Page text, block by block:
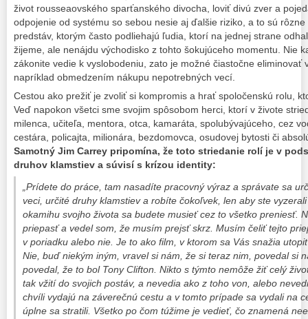
život rousseaovského sparťanského divocha, loviť divú zver a
odpojenie od systému so sebou nesie aj ďalšie riziko, a to sú
predstáv, ktorým často podliehajú ľudia, ktorí na jednej strane
žijeme, ale nenájdu východisko z tohto šokujúceho momentu. Nie
zákonite vedie k vyslobodeniu, zato je možné čiastočne eliminovať
napríklad obmedzením nákupu nepotrebných vecí.
Cestou ako prežiť je zvoliť si kompromis a hrať spoločenskú rolu,
Veď napokon všetci sme svojim spôsobom herci, ktorí v živote
milenca, učiteľa, mentora, otca, kamaráta, spolubývajúceho, cez
cestára, policajta, milionára, bezdomovca, osudovej bytosti či
Samotný Jim Carrey pripomína, že toto striedanie rolí je v
druhov klamstiev a súvisí s krízou identity:
„Prídete do práce, tam nasadíte pracovný výraz a správate sa
veci, určité druhy klamstiev a robíte čokoľvek, len aby ste
okamihu svojho života sa budete musieť cez to všetko preniesť.
priepasť a vedel som, že musím prejsť skrz. Musím čeliť tejto
v poriadku alebo nie. Je to ako film, v ktorom sa Vás snažia
Nie, buď niekým iným, vravel si nám, že si teraz nim, povedal si
povedal, že to bol Tony Clifton. Nikto s týmto nemôže žiť celý
tak vžití do svojich postáv, a nevedia ako z toho von, alebo
chvíli vydajú na záverečnú cestu a v tomto prípade sa vydali na
úplne sa stratili. Všetko po čom túžime je vedieť, čo znamená